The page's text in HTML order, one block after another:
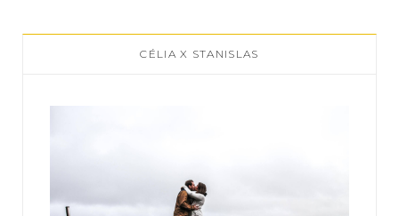
CÉLIA X STANISLAS